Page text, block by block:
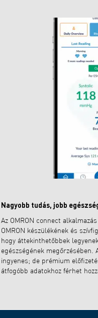
Nagyobb tudás, jobb
Az OMRON connect
OMRON készülékének és
hogy áttekinthetőbbek
egészségének megőrzésében.
ingyenes; de prémium
átfogóbb adatokhoz férhet